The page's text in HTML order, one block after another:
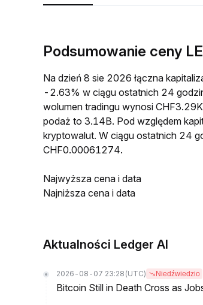
Podsumowanie ceny
Na dzień 8 sie 2026 łączna
-2.63% w ciągu ostatnich 24
wolumen tradingu wynosi
podaż to 3.14B. Pod względem
kryptowalut. W ciągu ostatnich 24
CHF0.00061274.
Najwyższa cena i data
Najniższa cena i data
Aktualności Ledger AI
2026-08-07 23:28 (UTC) Niedźwiedzio
Bitcoin Still in Death Cross as